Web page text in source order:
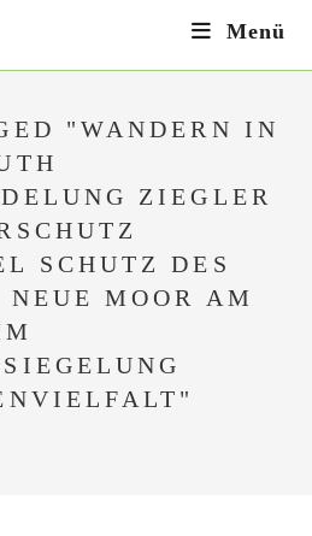
Menü
"WANDERN IN
ZIEGLER
SCHUTZ DES
NEUE MOOR AM